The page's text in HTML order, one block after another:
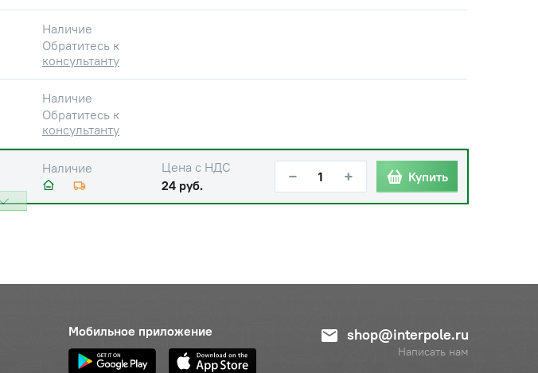
Наличие
Обратитесь к
консультанту
Наличие
Обратитесь к
консультанту
Наличие
Цена с НДС
24 руб.
− + Купить
Мобильное приложение shop@interpole.ru
Написать нам